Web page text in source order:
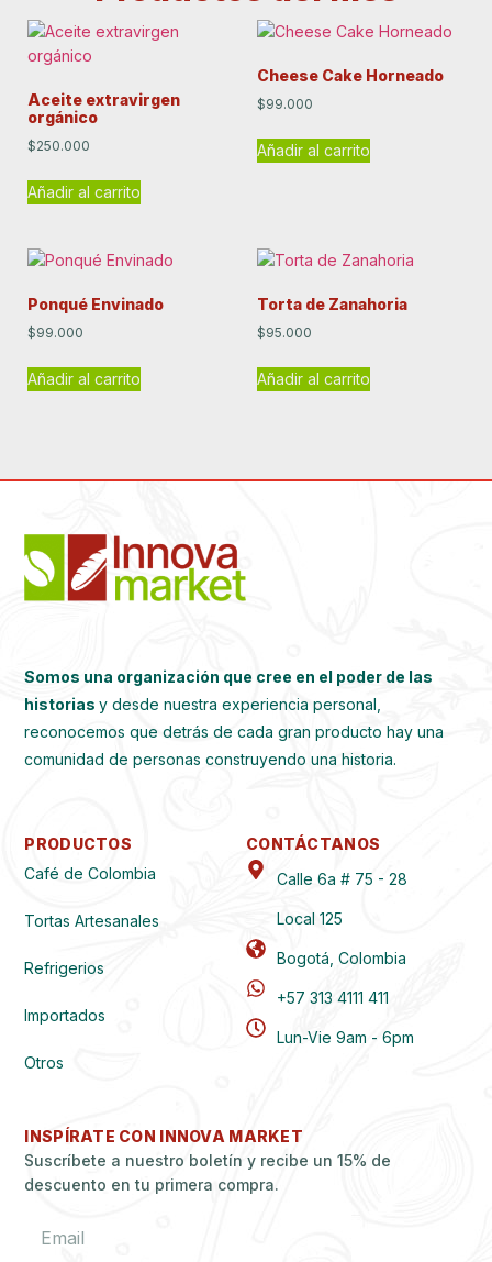
Aceite extravirgen
orgánico
$250.000
Añadir al carrito
Cheese Cake Horneado
$99.000
Añadir al carrito
Ponqué Envinado
$99.000
Añadir al carrito
Torta de Zanahoria
$95.000
Añadir al carrito
Somos una organización que cree en el poder de las
historiasy desde nuestra experiencia personal,
reconocemos que detrás de cada gran producto hay una
comunidad de personas construyendo una historia.
PRODUCTOS
Café de Colombia
Tortas Artesanales
Refrigerios
Importados
Otros
CONTÁCTANOS
Calle 6a # 75 - 28
Local 125
Bogotá, Colombia
+57 313 4111 411
Lun-Vie 9am - 6pm
INSPÍRATE CON INNOVA MARKET
Suscríbete a nuestro boletín y recibe un 15% de
descuento en tu primera compra.